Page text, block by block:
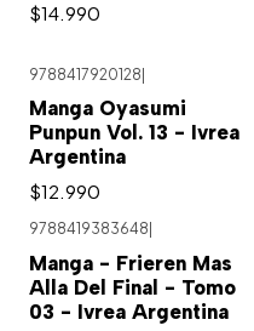
$14.990
9788417920128
Manga Oyasumi
Punpun Vol. 13 - Ivrea
Argentina
$12.990
9788419383648
Manga - Frieren Mas
Alla Del Final - Tomo
03 - Ivrea Argentina